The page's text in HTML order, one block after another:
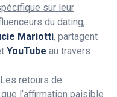
sur leur
du dating,
Mariotti, partagent
YouTube au travers
retours de
l’affirmation paisible